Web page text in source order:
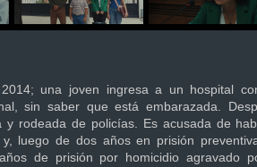
2014; una joven ingresa a un hospital
sin saber que está embarazada.
y rodeada de policías. Es acusada de
luego de dos años en prisión
de prisión por homicidio agravado